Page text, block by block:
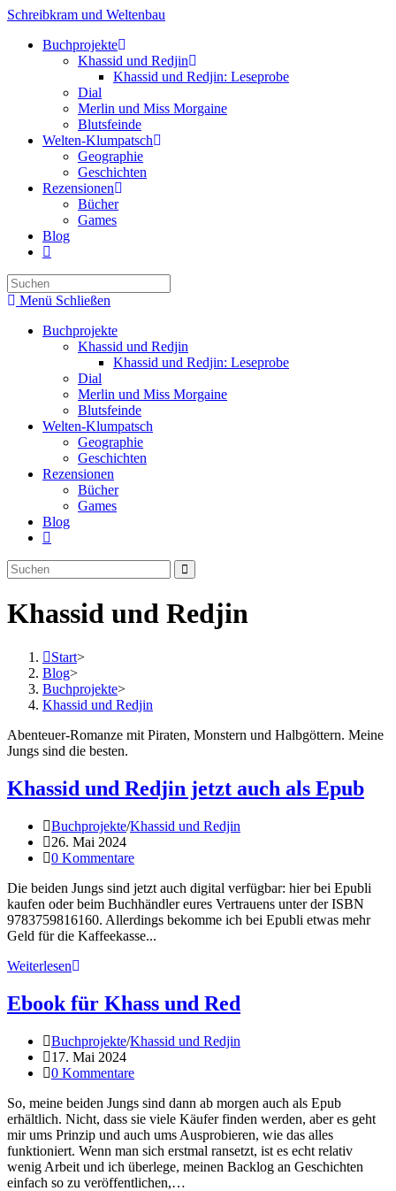
Zum
springen
Schreibkram und Weltenbau
Buchprojekte
Khassid und Redjin
Khassid und Redjin: Leseprobe
Dial
Merlin und Miss Morgaine
Blutsfeinde
Welten-Klumpatsch
Geographie
Geschichten
Rezensionen
Bücher
Games
Blog
Website-
umschalten
Escape
the
search
Menü Schließen
Buchprojekte
Khassid und Redjin
Khassid und Redjin: Leseprobe
Dial
Merlin und Miss Morgaine
Blutsfeinde
Welten-Klumpatsch
Geographie
Geschichten
Rezensionen
Bücher
Games
Blog
Website-
umschalten
Diese
Website
Khassid und Redjin
Start>
Blog>
Buchprojekte>
Khassid und Redjin
Abenteuer-Romanze mit Piraten, Monstern und Halbgöttern. Meine
Jungs sind die besten.
Khassid und Redjin jetzt auch als Epub
Beitrags-
Kategorie:
Buchprojekte/Khassid und Redjin
Beitrag
veröffentlicht:
26. Mai 2024
Beitrags-
0 Kommentare
Die beiden Jungs sind jetzt auch digital verfügbar: hier bei Epubli
kaufen oder beim Buchhändler eures Vertrauens unter der ISBN
9783759816160. Allerdings bekomme ich bei Epubli etwas mehr
Geld für die Kaffeekasse...
WeiterlesenKhassid
Redjin
jetzt
als
Epub
Ebook für Khass und Red
Beitrags-
Kategorie:
Buchprojekte/Khassid und Redjin
Beitrag
veröffentlicht:
17. Mai 2024
Beitrags-
0 Kommentare
So, meine beiden Jungs sind dann ab morgen auch als Epub
erhältlich. Nicht, dass sie viele Käufer finden werden, aber es geht
mir ums Prinzip und auch ums Ausprobieren, wie das alles
funktioniert. Wenn man sich erstmal ransetzt, ist es echt relativ
wenig Arbeit und ich überlege, meinen Backlog an Geschichten
einfach so zu veröffentlichen,…